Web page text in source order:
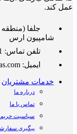
عمل کند.
جلفا (منطقه
شامپیون ارس
تلفن تماس: 09920501801
ایمیل: info@champion-aras.com
خدمات مشتریان
درباره ما
تماس با ما
سیاسیت
پیگیری